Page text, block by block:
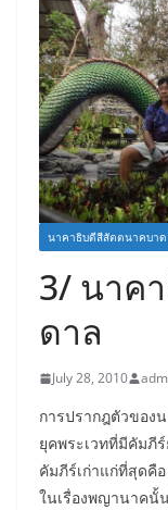
นาคาธิบดีสีสัตตนาคบา
3/ นาค
ดาล
July 28, 2010
การปรากฎตัวขอ
ยุคพระเวทที่มีคัมภี
คัมภีร์เก่าแก่ที่สุดคื
ในเรื่องพญานาคนั้